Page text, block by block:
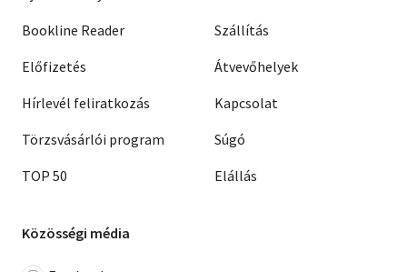
Bookline Reader
Előfizetés
Hírlevél feliratkozás
Törzsvásárlói program
TOP 50
Szállítás
Átvevőhelyek
Kapcsolat
Súgó
Elállás
Közösségi média